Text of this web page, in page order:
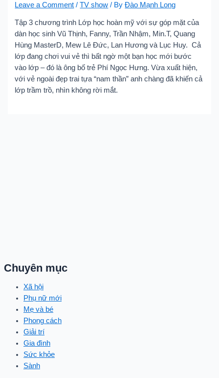
Leave a Comment /TV show / ByĐào Mạnh Long
Tập 3 chương trình Lớp học hoàn mỹ với sự góp mặt của
dàn học sinh Vũ Thịnh, Fanny, Trần Nhậm, Min.T, Quang
Hùng MasterD, Mew Lê Đức, Lan Hương và Lục Huy. Cả
lớp đang chơi vui vẻ thì bất ngờ một bạn học mới bước
vào lớp – đó là ông bố trẻ Phí Ngọc Hưng. Vừa xuất hiện,
với vẻ ngoài đẹp trai tựa “nam thần” anh chàng đã khiến cả
lớp trầm trồ, nhìn không rời mắt.
Chuyên mục
Xã hội
Phụ nữ mới
Mẹ và bé
Phong cách
Giải trí
Gia đình
Sức khỏe
Sành